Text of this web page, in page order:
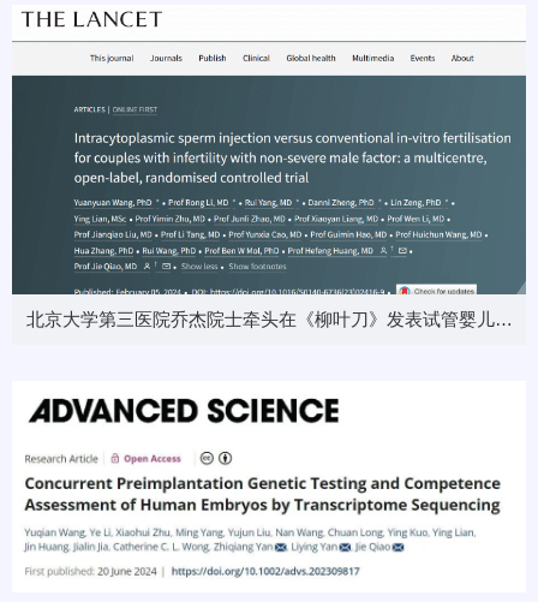
北京大学第三医院乔杰院士牵头在《柳叶刀》发表试管婴儿技